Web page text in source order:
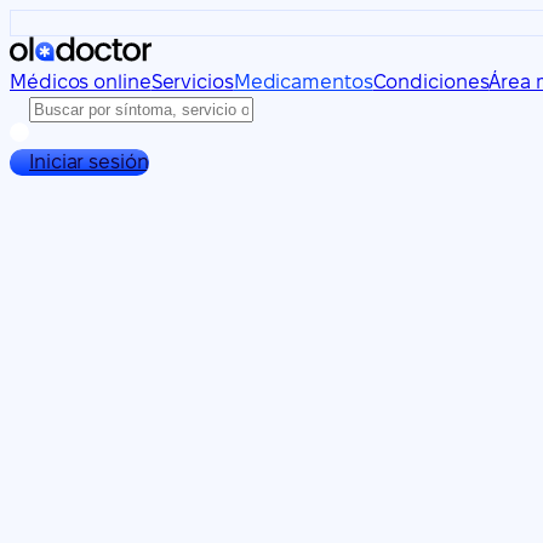
Médicos onlineServiciosMedicamentosCondicionesÁrea
Iniciar sesión